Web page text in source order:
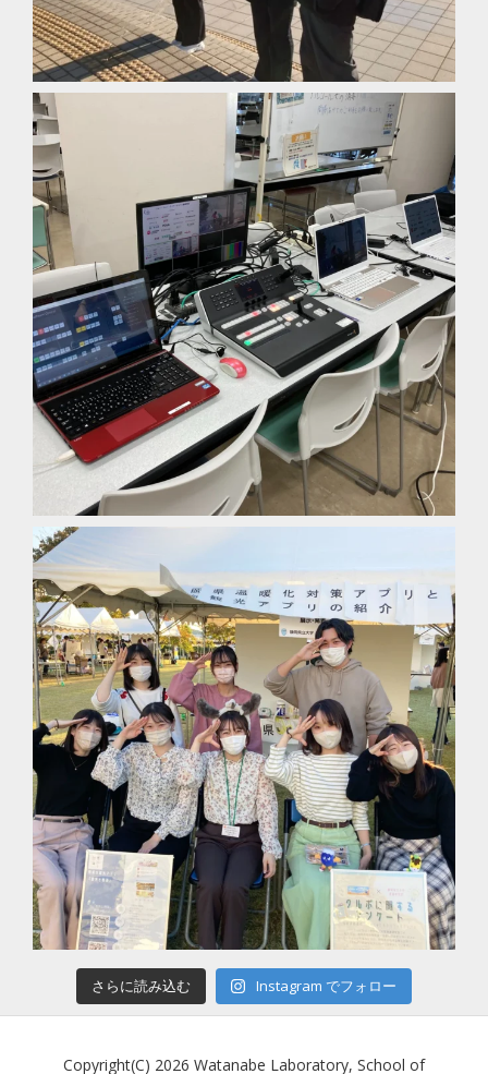
さらに読み込む Instagram でフォロー
Copyright(C) 2026 Watanabe Laboratory, School of